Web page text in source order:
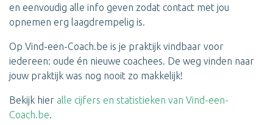
en eenvoudig alle info geven zodat contact met jou
opnemen erg laagdrempelig is.
Op Vind-een-Coach.be is je praktijk vindbaar voor
iedereen: oude én nieuwe coachees. De weg vinden naar
jouw praktijk was nog nooit zo makkelijk!
Bekijk hier alle cijfers en statistieken van Vind-een-
Coach.be.